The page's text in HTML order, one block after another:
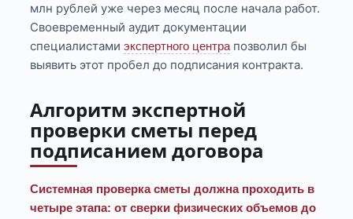
млн рублей уже через месяц после начала работ.
Своевременный аудит документации
специалистамиэкспертного центрапозволил бы
выявить этот пробел до подписания контракта.
Алгоритм экспертной
проверки сметы перед
подписанием договора
Системная проверка сметы должна проходить в
четыре этапа: от сверки физических объемов до